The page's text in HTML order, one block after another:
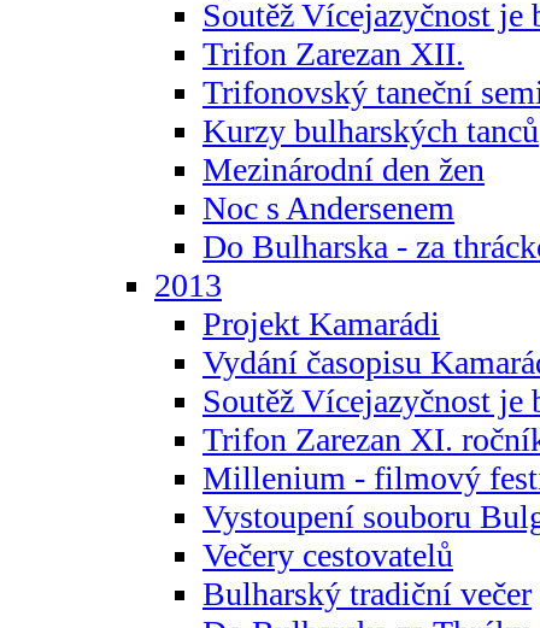
Soutěž Vícejazyčnost je
Trifon Zarezan XII.
Trifonovský taneční
Kurzy bulharských tanců
Mezinárodní den žen
Noc s Andersenem
Do Bulharska - za
2013
Projekt Kamarádi
Vydání časopisu
Soutěž Vícejazyčnost je
Trifon Zarezan XI.
Millenium - filmový
Vystoupení souboru
Večery cestovatelů
Bulharský tradiční večer